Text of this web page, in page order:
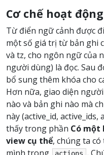
Cơ chế hoạt động
Từ điển ngữ cảnh được
một số giá trị từ bản ghi
và tz, cho ngôn ngữ của
người dùng) là đọc. Sau
bổ sung thêm khóa cho
Hơn nữa, giao diện
nào và bản ghi nào mà
này (active_id,
thấy trong phần Có một
view cụ thể, chúng ta